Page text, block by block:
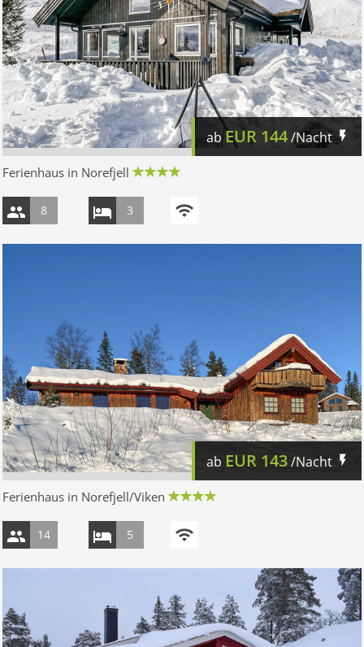
abEUR 144/Nacht
Ferienhaus in Norefjell
8 3
ab EUR 143/Nacht
Ferienhaus in Norefjell/Viken
14 5